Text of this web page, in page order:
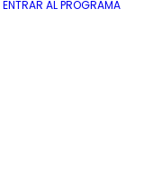
ENTRAR AL PROGRAMA